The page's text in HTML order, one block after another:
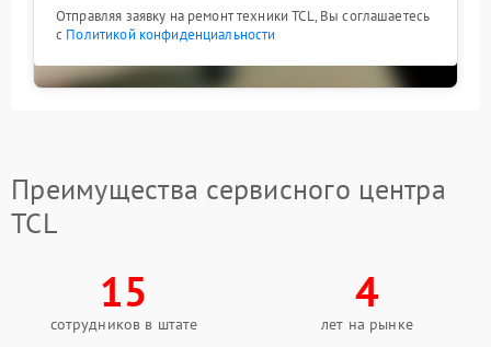
Отправляя заявку на ремонт техники TCL, Вы соглашаетесь
с Политикой конфиденциальности
Преимущества сервисного центра
TCL
15
сотрудников в штате
4
лет на рынке